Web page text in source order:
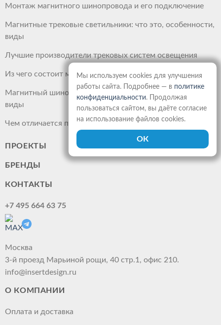
Монтаж магнитного шинопровода и его подключение
Магнитные трековые светильники: что это, особенности,
виды
Лучшие производители трековых систем освещения
Из чего состоит магнитный шинопровод
Магнитный шинопровод: что это такое, преимущества,
виды
Чем отличается прожектор от светильника
ПРОЕКТЫ
БРЕНДЫ
КОНТАКТЫ
+7 495 664 63 75
Москва
3-й проезд Марьиной рощи, 40 стр.1, офис 210.
info@insertdesign.ru
О КОМПАНИИ
Оплата и доставка
Мы используем cookies для улучшения
работы сайта. Подробнее — в политике
конфиденциальности. Продолжая
пользоваться сайтом, вы даёте согласие
на использование файлов cookies.